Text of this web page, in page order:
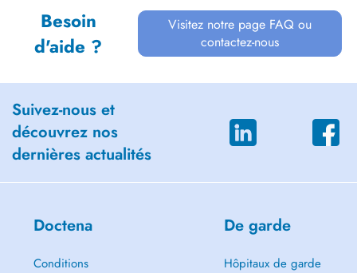
Besoin
d'aide ?
Visitez notre page FAQ ou
contactez-nous
Suivez-nous et
découvrez nos
dernières actualités
Doctena
Conditions
De garde
Hôpitaux de garde